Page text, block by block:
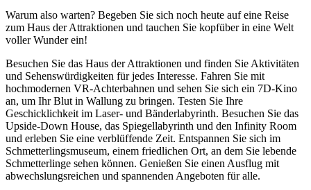
Warum also warten? Begeben Sie sich noch heute auf eine Reise
zum Haus der Attraktionen und tauchen Sie kopfüber in eine Welt
voller Wunder ein!
Besuchen Sie das Haus der Attraktionen und finden Sie Aktivitäten
und Sehenswürdigkeiten für jedes Interesse. Fahren Sie mit
hochmodernen VR-Achterbahnen und sehen Sie sich ein 7D-Kino
an, um Ihr Blut in Wallung zu bringen. Testen Sie Ihre
Geschicklichkeit im Laser- und Bänderlabyrinth. Besuchen Sie das
Upside-Down House, das Spiegellabyrinth und den Infinity Room
und erleben Sie eine verblüffende Zeit. Entspannen Sie sich im
Schmetterlingsmuseum, einem friedlichen Ort, an dem Sie lebende
Schmetterlinge sehen können. Genießen Sie einen Ausflug mit
abwechslungsreichen und spannenden Angeboten für alle.